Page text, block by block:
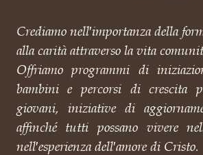
Crediamo nell′importanza della
alla carità attraverso la vita
Offriamo programmi di
bambini e percorsi di crescita
giovani, iniziative di
affinché tutti possano vivere
nell′esperienza dell′amore di Cristo.